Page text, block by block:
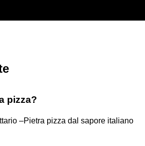
pizza?
–Pietra pizza dal sapore italiano